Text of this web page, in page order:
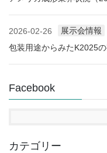
2026-02-26
展示会情報
包装用途からみたK2025
Facebook
カテゴリー